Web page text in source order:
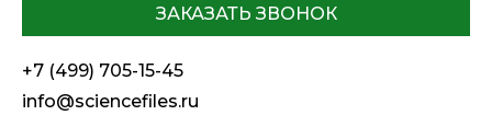
ЗАКАЗАТЬ ЗВОНОК
+7 (499) 705-15-45
info@sciencefiles.ru